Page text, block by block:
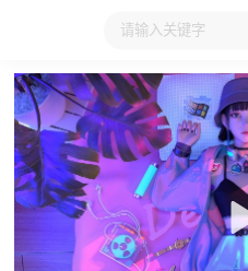
大家在看 日本动漫 国